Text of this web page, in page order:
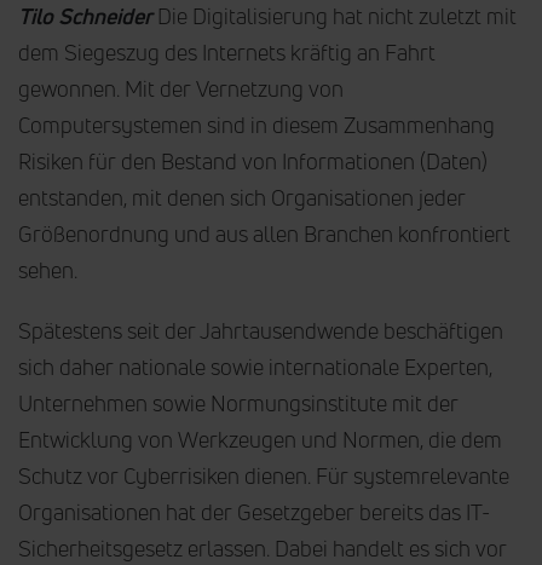
Tilo SchneiderDie Digitalisierung hat nicht zuletzt mit
dem Siegeszug des Internets kräftig an Fahrt
gewonnen. Mit der Vernetzung von
Computersystemen sind in diesem Zusammenhang
Risiken für den Bestand von Informationen (Daten)
entstanden, mit denen sich Organisationen jeder
Größenordnung und aus allen Branchen konfrontiert
sehen.
Spätestens seit der Jahrtausendwende beschäftigen
sich daher nationale sowie internationale Experten,
Unternehmen sowie Normungsinstitute mit der
Entwicklung von Werkzeugen und Normen, die dem
Schutz vor Cyberrisiken dienen. Für systemrelevante
Organisationen hat der Gesetzgeber bereits das IT-
Sicherheitsgesetz erlassen. Dabei handelt es sich vor